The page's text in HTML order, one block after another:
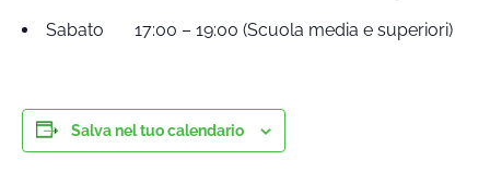
Sabato 17:00 – 19:00 (Scuola media e superiori)
Salva nel tuo calendario